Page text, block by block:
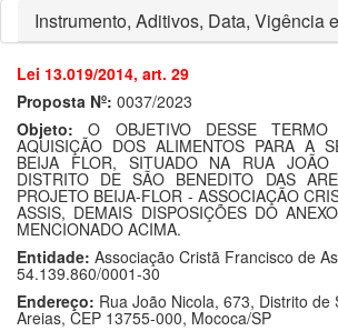
Instrumento, Aditivos, Data, Vigência
Lei 13.019/2014, art. 29
Proposta Nº: 0037/2023
Objeto: O OBJETIVO DESSE
AQUISIÇÃO DOS ALIMENTOS PARA A
BEIJA FLOR, SITUADO NA RUA
DISTRITO DE SÃO BENEDITO DAS
PROJETO BEIJA-FLOR - ASSOCIAÇÃO
ASSIS, DEMAIS DISPOSIÇÕES DO
MENCIONADO ACIMA.
Entidade: Associação Cristã Francisco de
54.139.860/0001-30
Endereço: Rua João Nicola, 673, Distrito de
Areias, CEP 13755-000, Mococa/SP